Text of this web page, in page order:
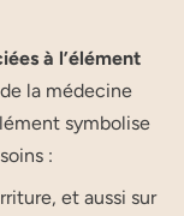
à l’élément
la médecine
symbolise
:
et aussi sur